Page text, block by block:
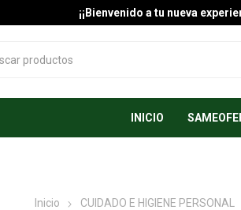
¡¡Bienvenido a tu nueva
INICIO
Inicio CUIDADO E HIGIENE PERSONAL